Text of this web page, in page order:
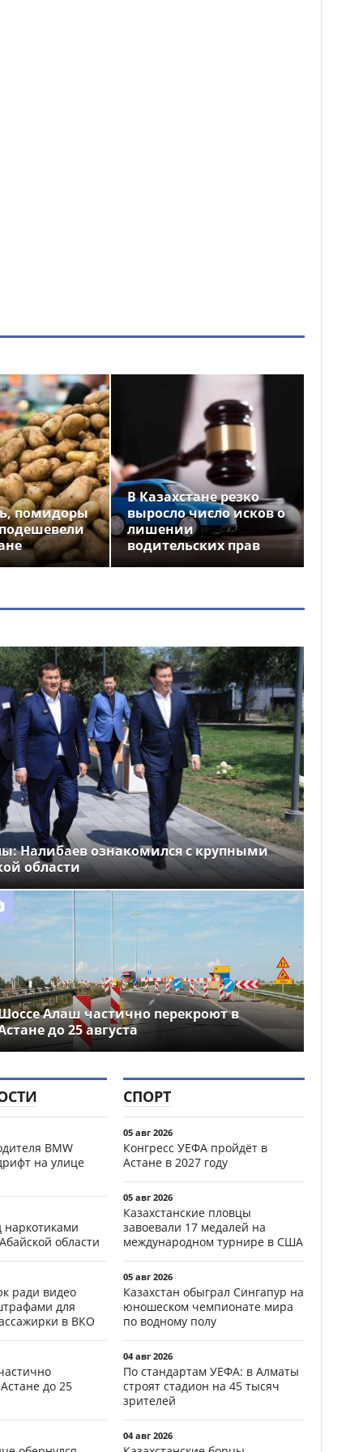
помидоры
В Казахстане резко
выросло число исков о
лишении
водительских прав
Налибаев ознакомился с крупными
области
Алаш частично перекроют в
до 25 августа
BMW
на улице
наркотиками
области
ради видео
для
в ВКО
до 25
СПОРТ
05 авг 2026
Конгресс УЕФА пройдёт в
Астане в 2027 году
05 авг 2026
Казахстанские пловцы
завоевали 17 медалей на
международном турнире в США
05 авг 2026
Казахстан обыграл Сингапур на
юношеском чемпионате мира
по водному полу
04 авг 2026
По стандартам УЕФА: в Алматы
строят стадион на 45 тысяч
зрителей
04 авг 2026